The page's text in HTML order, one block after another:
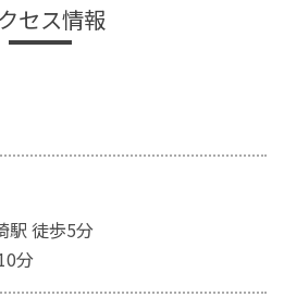
セス情報
駅 徒歩5分
分